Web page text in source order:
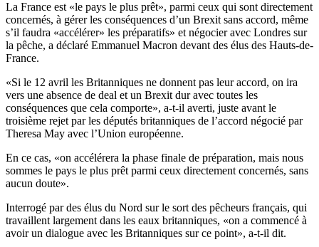
La France est «le pays le plus prêt», parmi ceux qui sont directement
concernés, à gérer les conséquences d’un Brexit sans accord, même
s’il faudra «accélérer» les préparatifs» et négocier avec Londres sur
la pêche, a déclaré Emmanuel Macron devant des élus des Hauts-de-
France.
«Si le 12 avril les Britanniques ne donnent pas leur accord, on ira
vers une absence de deal et un Brexit dur avec toutes les
conséquences que cela comporte», a-t-il averti, juste avant le
troisième rejet par les députés britanniques de l’accord négocié par
Theresa May avec l’Union européenne.
En ce cas, «on accélérera la phase finale de préparation, mais nous
sommes le pays le plus prêt parmi ceux directement concernés, sans
aucun doute».
Interrogé par des élus du Nord sur le sort des pêcheurs français, qui
travaillent largement dans les eaux britanniques, «on a commencé à
avoir un dialogue avec les Britanniques sur ce point», a-t-il dit.